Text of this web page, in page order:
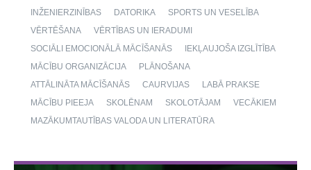
INŽENIERZINĪBAS
DATORIKA
SPORTS UN VESELĪBA
VĒRTĒŠANA
VĒRTĪBAS UN IERADUMI
SOCIĀLI EMOCIONĀLĀ MĀCĪŠANĀS
IEKĻAUJOŠA IZGLĪTĪBA
MĀCĪBU ORGANIZĀCIJA
PLĀNOŠANA
ATTĀLINĀTA MĀCĪŠANĀS
CAURVIJAS
LABĀ PRAKSE
MĀCĪBU PIEEJA
SKOLĒNAM SKOLOTĀJAM
VECĀKIEM
MAZĀKUMTAUTĪBAS VALODA UN LITERATŪRA